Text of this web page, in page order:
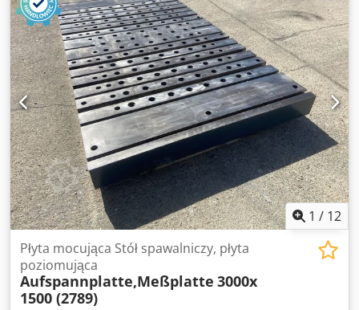
1 / 12
Płyta mocująca Stół spawalniczy, płyta
poziomująca
Aufspannplatte,Meßplatte 3000x
1500 (2789)